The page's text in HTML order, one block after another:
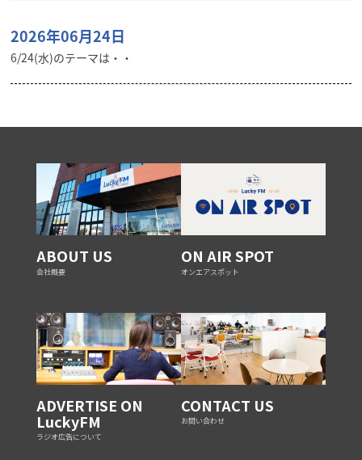
2026年06月24日
6/24(水)のテーマは・・
ABOUT US
会社概要
ON AIR SPOT
オンエアスポット
ADVERTISE ON
LuckyFM
ラジオ広告について
CONTACT US
お問い合わせ